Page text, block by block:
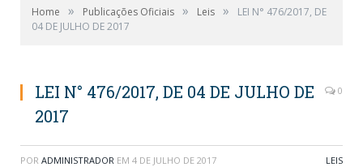
Home » Publicações Oficiais » Leis »
LEI N° 476/2017, DE
04 DE JULHO DE 2017
LEI N° 476/2017, DE 04 DE JULHO DE
2017
0
POR ADMINISTRADOR EM 4 DE JULHO DE 2017 LEIS